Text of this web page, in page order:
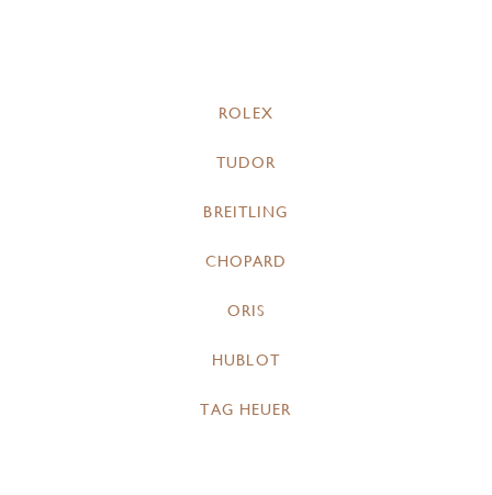
ROLEX
TUDOR
BREITLING
CHOPARD
ORIS
HUBLOT
TAG HEUER